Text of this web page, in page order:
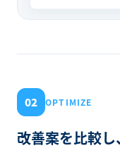
02 OPTIMIZE
改善案を比較